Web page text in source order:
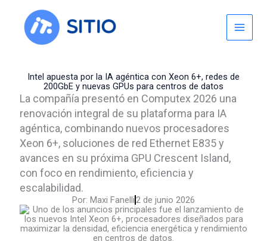
content
Intel apuesta por la IA agéntica con Xeon 6+, redes de
200GbE y nuevas GPUs para centros de datos
La compañía presentó en Computex 2026 una
renovación integral de su plataforma para IA
agéntica, combinando nuevos procesadores
Xeon 6+, soluciones de red Ethernet E835 y
avances en su próxima GPU Crescent Island,
con foco en rendimiento, eficiencia y
escalabilidad.
Por: Maxi Fanelli2 de junio 2026